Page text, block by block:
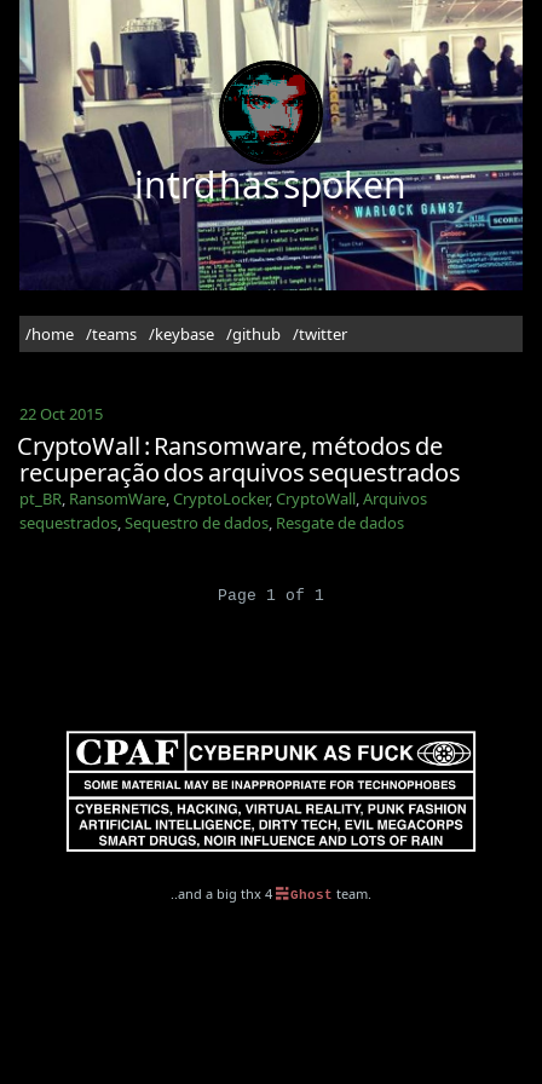
intrd has spoken
/home /teams /keybase /github /twitter
22 Oct 2015
CryptoWall : Ransomware, métodos de
recuperação dos arquivos sequestrados
pt_BR, RansomWare,CryptoLocker,CryptoWall,Arquivos
sequestrados,Sequestro de dados, Resgate de dados
Page 1 of 1
..and a big thx 4 Ghost team.